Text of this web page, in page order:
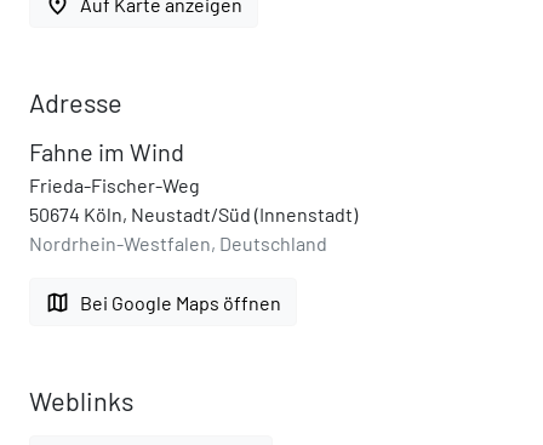
Adresse
Fahne im Wind
Frieda-Fischer-Weg
50674 Köln, Neustadt/Süd (Innenstadt)
Nordrhein-Westfalen, Deutschland
map Bei Google Maps öffnen
Weblinks